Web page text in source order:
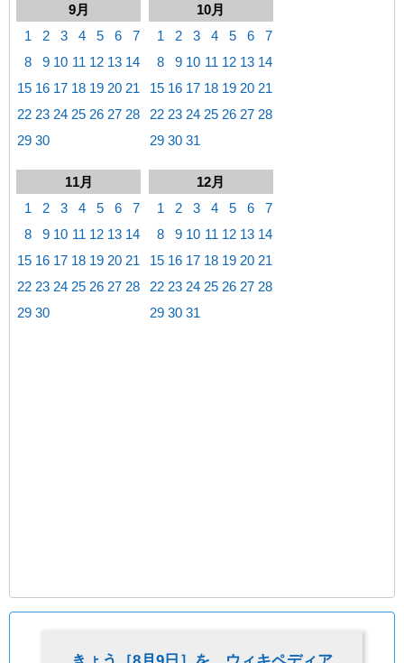
9月
1
2 3 4 5 6
7
8
9 10 11 12 13 14
15 16 17 18 19 20 21
22 23 24 25 26 27 28
29 30
10月
1
2 3 4 5 6
7
8
9 10 11 12 13 14
15 16 17 18 19 20 21
22 23 24 25 26 27 28
29 30 31
11月
1
2 3 4 5 6
7
8
9 10 11 12 13 14
15 16 17 18 19 20 21
22 23 24 25 26 27 28
29 30
12月
1
2 3 4 5 6
7
8
9 10 11 12 13 14
15 16 17 18 19 20 21
22 23 24 25 26 27 28
29 30 31